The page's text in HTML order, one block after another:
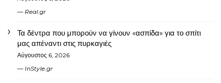
Real.gr
Τα δέντρα που μπορούν να γίνουν «ασπίδα» για το σπίτι
μας απέναντι στις πυρκαγιές
Αύγουστος 6, 2026
InStyle.gr